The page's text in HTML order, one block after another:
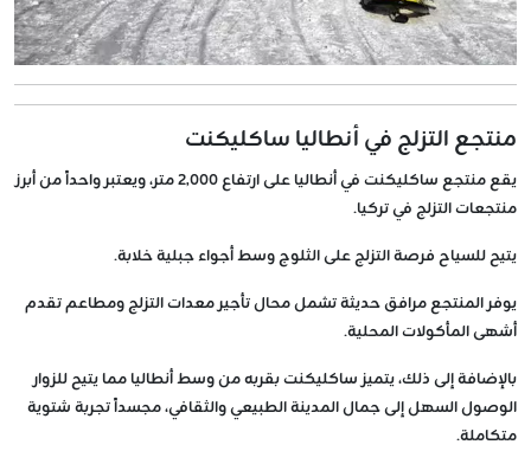
منتجع التزلج في أنطاليا ساكليكنت
يقع منتجع ساكليكنت في أنطاليا على ارتفاع 2,000 متر، ويعتبر واحداً من أبرز
منتجعات التزلج في تركيا.
يتيح للسياح فرصة التزلج على الثلوج وسط أجواء جبلية خلابة.
يوفر المنتجع مرافق حديثة تشمل محال تأجير معدات التزلج ومطاعم تقدم
أشهى المأكولات المحلية.
بالإضافة إلى ذلك، يتميز ساكليكنت بقربه من وسط أنطاليا مما يتيح للزوار
الوصول السهل إلى جمال المدينة الطبيعي والثقافي، مجسداً تجربة شتوية
متكاملة.